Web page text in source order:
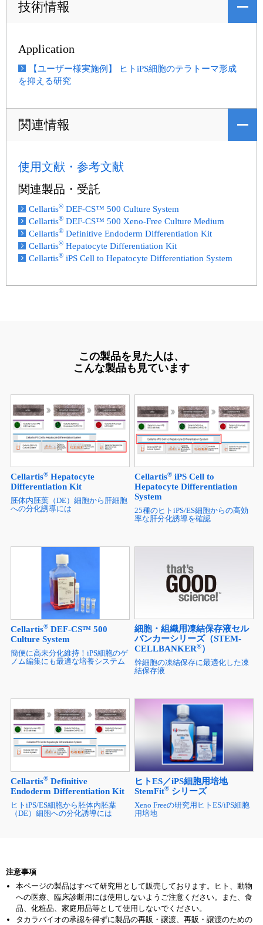
技術情報
Application
【ユーザー様実施例】 ヒトiPS細胞のテラトーマ形成
を抑える研究
関連情報
使用文献・参考文献
関連製品・受託
Cellartis® DEF-CS™ 500 Culture System
Cellartis® DEF-CS™ 500 Xeno-Free Culture Medium
Cellartis® Definitive Endoderm Differentiation Kit
Cellartis® Hepatocyte Differentiation Kit
Cellartis® iPS Cell to Hepatocyte Differentiation System
この製品を見た人は、
こんな製品も見ています
Cellartis®Hepatocyte
Differentiation Kit
胚体内胚葉（DE）細胞から肝細胞
への分化誘導には
Cellartis® iPS Cell to
Hepatocyte Differentiation
System
25種のヒトiPS/ES細胞からの高効
率な肝分化誘導を確認
Cellartis®DEF-CS™ 500
Culture System
簡便に高未分化維持！iPS細胞のゲ
ノム編集にも最適な培養システム
細胞・組織用凍結保存液セル
バンカーシリーズ（STEM-
CELLBANKER®）
幹細胞の凍結保存に最適化した凍
結保存液
Cellartis®Definitive
Endoderm Differentiation Kit
ヒトiPS/ES細胞から胚体内胚葉
（DE）細胞への分化誘導には
ヒトES／iPS細胞用培地
StemFit® シリーズ
Xeno Freeの研究用ヒトES/iPS細胞
用培地
注意事項
本ページの製品はすべて研究用として販売しております。ヒト、動物
への医療、臨床診断用には使用しないようご注意ください。また、食
品、化粧品、家庭用品等として使用しないでください。
タカラバイオの承認を得ずに製品の再販・譲渡、再販・譲渡のための